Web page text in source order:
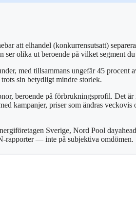
att elhandel (konkurrensutsatt)
olika ut beroende på vilket segment du
med tillsammans ungefär 45 procent
sin betydligt mindre storlek.
beroende på förbrukningsprofil. Det
kampanjer, priser som ändras
Sverige, Nord Pool
rapporter — inte på subjektiva omdömen.